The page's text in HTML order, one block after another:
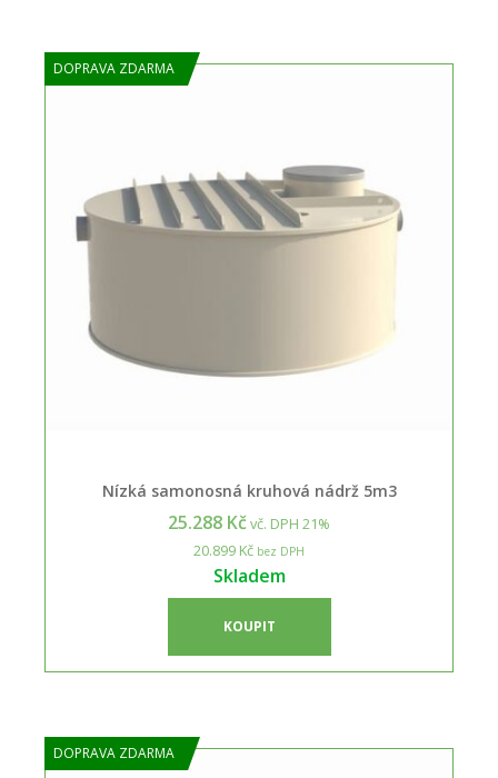
DOPRAVA ZDARMA
Nízká samonosná kruhová nádrž 5m3
25.288 Kčvč. DPH 21%
20.899 Kč bez DPH
Skladem
KOUPIT
DOPRAVA ZDARMA